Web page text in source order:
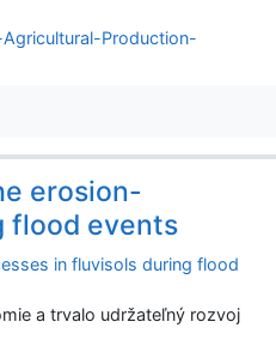
Production-
erosion-
flood events
in fluvisols during flood
a trvalo udržateľný rozvoj